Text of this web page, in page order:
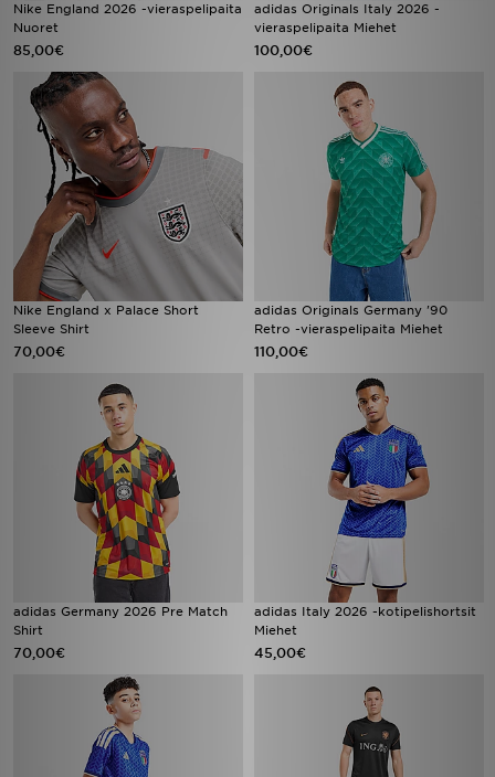
Nike England 2026 -vieraspelipaita
Nuoret
85,00€
adidas Originals Italy 2026 -
vieraspelipaita Miehet
100,00€
Nike England x Palace Short
Sleeve Shirt
70,00€
adidas Originals Germany '90
Retro -vieraspelipaita Miehet
110,00€
adidas Germany 2026 Pre Match
Shirt
70,00€
adidas Italy 2026 -kotipelishortsit
Miehet
45,00€